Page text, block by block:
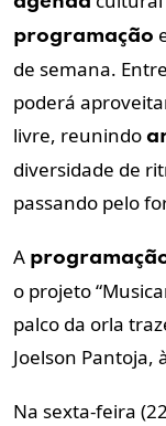
programação
de semana.
poderá
livre, reunindo
diversidade de
passando pelo
A
o projeto
palco da orla
Joelson Pantoja,
Na sexta-feira